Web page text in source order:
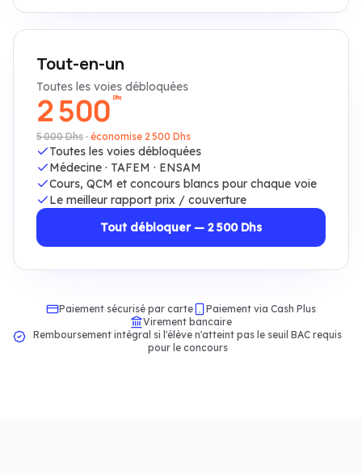
Tout-en-un
Toutes les voies débloquées
2 500 Dhs
5 000Dhs · économise 2 500 Dhs
Toutes les voies débloquées
Médecine · TAFEM · ENSAM
Cours, QCM et concours blancs pour chaque voie
Le meilleur rapport prix / couverture
Tout débloquer — 2 500 Dhs
Paiement sécurisé par carte
Paiement via Cash Plus
Virement bancaire
Remboursement intégral si l'élève n'atteint pas le seuil BAC requis
pour le concours